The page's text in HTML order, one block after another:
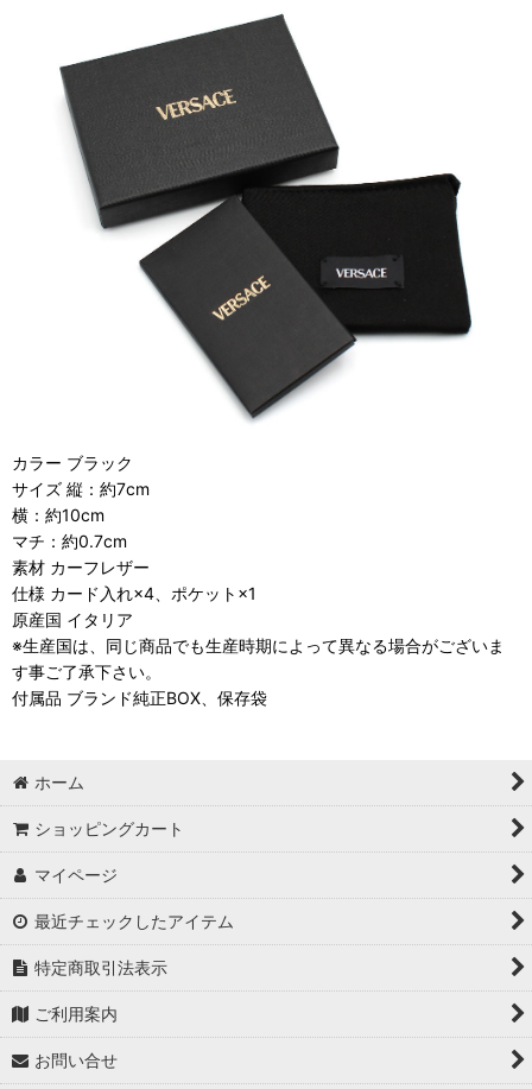
カラー ブラック
サイズ 縦：約7cm
横：約10cm
マチ：約0.7cm
素材 カーフレザー
仕様 カード入れ×4、ポケット×1
原産国 イタリア
※生産国は、同じ商品でも生産時期によって異なる場合がございま
す事ご了承下さい。
付属品 ブランド純正BOX、保存袋
ホーム
ショッピングカート
マイページ
最近チェックしたアイテム
特定商取引法表示
ご利用案内
お問い合せ